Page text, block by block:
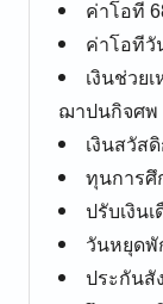
ค่าโอที
ค่าโอทีวั
เงินช่วย
ฌาปนกิจศพ
เงินสวัส
ทุนการศึ
ปรับเงิน
วันหยุดพั
ประกันสั